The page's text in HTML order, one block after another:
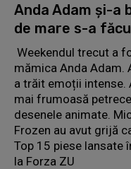
Anda Adam și-
de mare s-a
Weekendul trecut a
mămica Anda Adam.
a trăit emoții intense.
mai frumoasă
desenele animate.
Frozen au avut grijă
Top 15 piese lansate
la Forza ZU